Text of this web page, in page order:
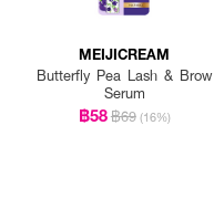
MEIJICREAM
Butterfly Pea Lash & Brow
Serum
฿58฿69 (16%)